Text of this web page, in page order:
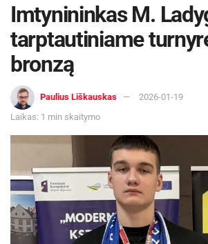
Imtynininkas M.
tarptautiniame
bronzą
Paulius Liškauskas
2026-01-19
Laikas: 1 min skaitymo